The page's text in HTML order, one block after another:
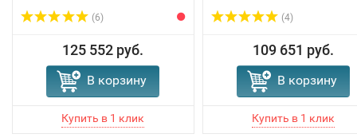
(6)
125 552 руб.
В корзину
(4)
109 651 руб.
В корзину